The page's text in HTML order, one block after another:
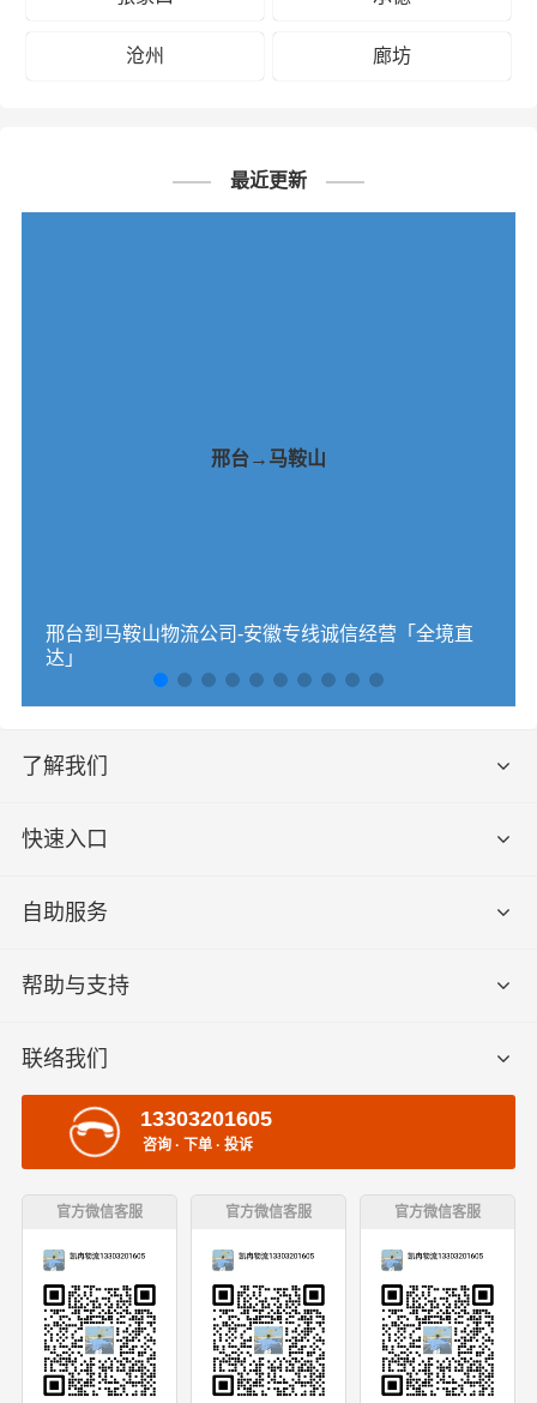
沧州 廊坊
最近更新
邢台→马鞍山
邢台到马鞍山物流公司-安徽专线诚信经营「全境直
达」
了解我们
快速入口
自助服务
帮助与支持
联络我们
13303201605
咨询 · 下单 · 投诉
官方微信客服 官方微信客服 官方微信客服